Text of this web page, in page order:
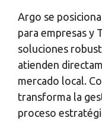
Argo se
para empresas y
soluciones
atienden
mercado local.
transforma la
proceso